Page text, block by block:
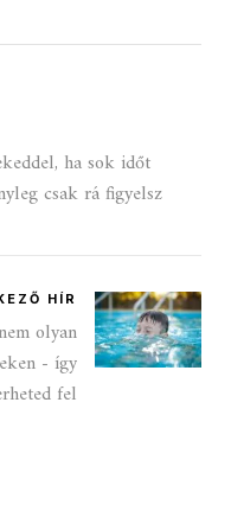
ha sok időt
csak rá figyelsz
HÍR
olyan
- így
fel